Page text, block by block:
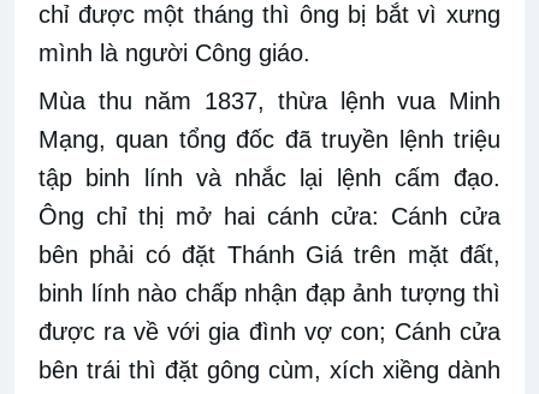
chỉ được một tháng thì ông bị bắt vì xưng
mình là người Công giáo.
Mùa thu năm 1837, thừa lệnh vua Minh
Mạng, quan tổng đốc đã truyền lệnh triệu
tập binh lính và nhắc lại lệnh cấm đạo.
Ông chỉ thị mở hai cánh cửa: Cánh cửa
bên phải có đặt Thánh Giá trên mặt đất,
binh lính nào chấp nhận đạp ảnh tượng thì
được ra về với gia đình vợ con; Cánh cửa
bên trái thì đặt gông cùm, xích xiềng dành